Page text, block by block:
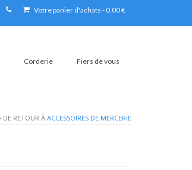
Votre panier d'achats - 0,00€
Corderie Fiers de vous
DE RETOUR À ACCESSOIRES DE MERCERIE